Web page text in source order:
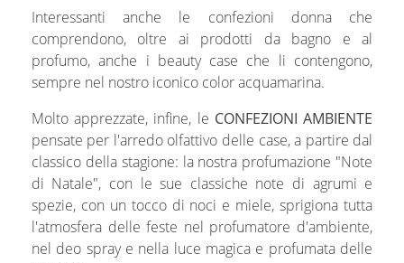
Interessanti anche le confezioni donna che
comprendono, oltre ai prodotti da bagno e al
profumo, anche i beauty case che li contengono,
sempre nel nostro iconico color acquamarina.
Molto apprezzate, infine, le CONFEZIONI AMBIENTE
pensate per l'arredo olfattivo delle case, a partire dal
classico della stagione: la nostra profumazione "Note
di Natale", con le sue classiche note di agrumi e
spezie, con un tocco di noci e miele, sprigiona tutta
l'atmosfera delle feste nel profumatore d'ambiente,
nel deo spray e nella luce magica e profumata delle